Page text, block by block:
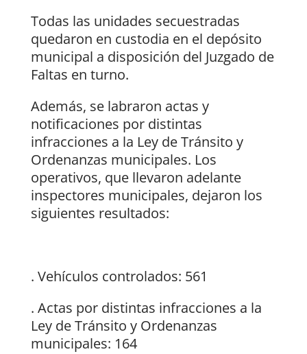
Todas las unidades secuestradas
quedaron en custodia en el depósito
municipal a disposición del Juzgado de
Faltas en turno.
Además, se labraron actas y
notificaciones por distintas
infracciones a la Ley de Tránsito y
Ordenanzas municipales. Los
operativos, que llevaron adelante
inspectores municipales, dejaron los
siguientes resultados:
. Vehículos controlados: 561
. Actas por distintas infracciones a la
Ley de Tránsito y Ordenanzas
municipales: 164